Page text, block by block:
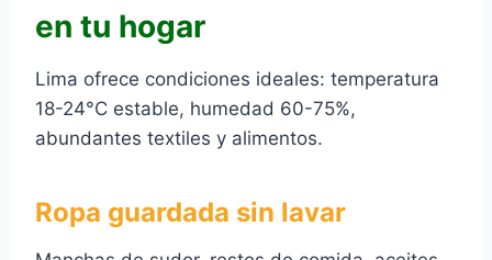
en tu hogar
Lima ofrece condiciones ideales: temperatura
18-24°C estable, humedad 60-75%,
abundantes textiles y alimentos.
Ropa guardada sin lavar